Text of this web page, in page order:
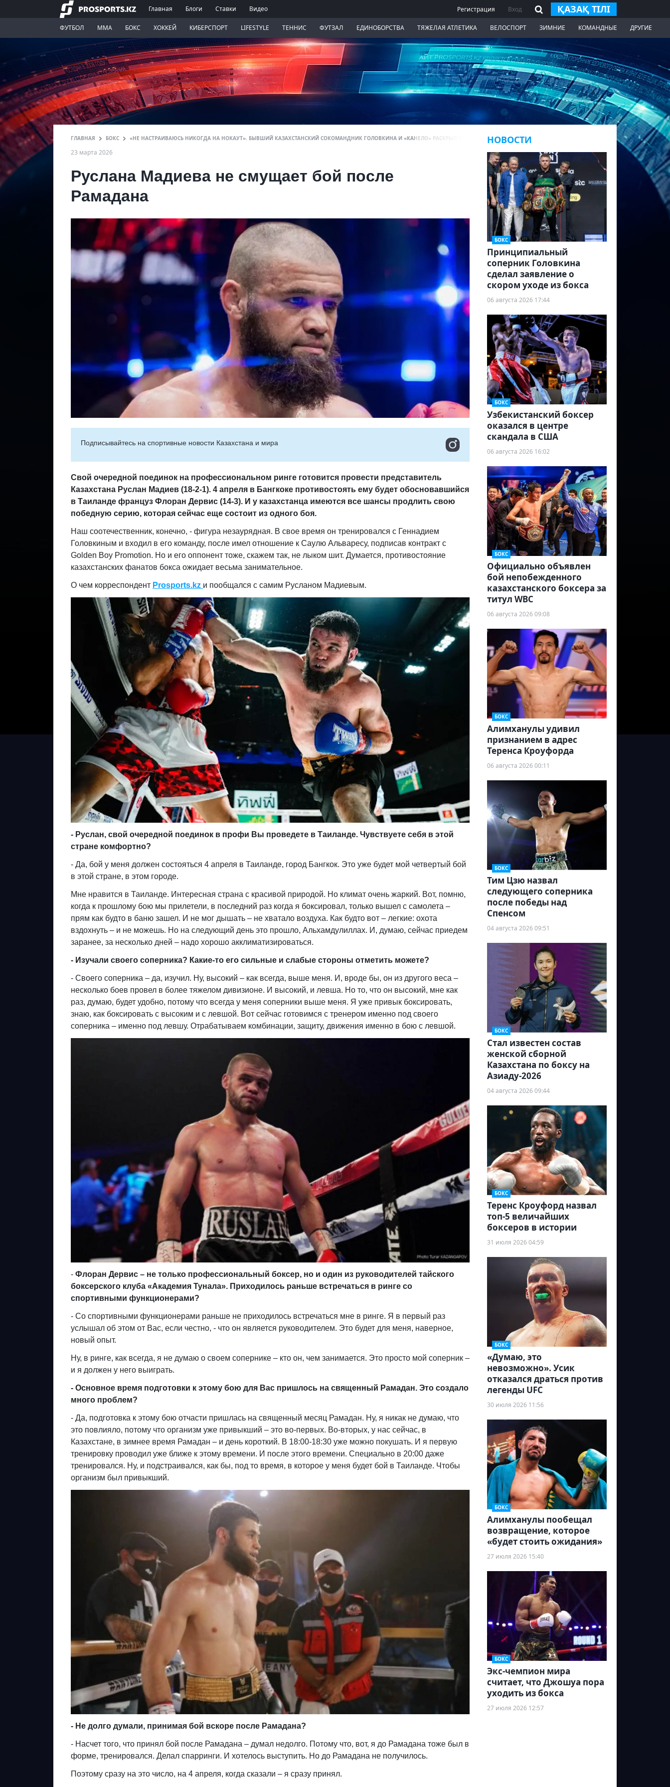
Главная Блоги Ставки Видео Регистрация Вход ҚАЗАҚ ТІЛІ
ФУТБОЛ ММА БОКС ХОККЕЙ КИБЕРСПОРТ LIFESTYLE ТЕННИС ФУТЗАЛ ЕДИНОБОРСТВА ТЯЖЕЛАЯ АТЛЕТИКА ВЕЛОСПОРТ ЗИМНИЕ КОМАНДНЫЕ ДРУГИЕ
ГЛАВНАЯ БОКС «НЕ НАСТРАИВАЮСЬ НИКОГДА НА НОКАУТ». БЫВШИЙ КАЗАХСТАНСКИЙ СОКОМАНДНИК ГОЛОВКИНА И «КАНЕЛО» РАСКРЫЛ ТАЙНУ
23 марта 2026
Руслана Мадиева не смущает бой после
Рамадана
Подписывайтесь на cпортивные новости Казахстана и мира
Свой очередной поединок на профессиональном ринге готовится провести представитель
Казахстана Руслан Мадиев (18-2-1). 4 апреля в Бангкоке противостоять ему будет обосновавшийся
в Таиланде француз Флоран Дервис (14-3). И у казахстанца имеются все шансы продлить свою
победную серию, которая сейчас еще состоит из одного боя.
Наш соотечественник, конечно, - фигура незаурядная. В свое время он тренировался с Геннадием
Головкиным и входил в его команду, после имел отношение к Саулю Альваресу, подписав контракт с
Golden Boy Promotion. Но и его оппонент тоже, скажем так, не лыком шит. Думается, противостояние
казахстанских фанатов бокса ожидает весьма занимательное.
О чем корреспондент Prosports.kz и пообщался с самим Русланом Мадиевым.
- Руслан, свой очередной поединок в профи Вы проведете в Таиланде. Чувствуете себя в этой
стране комфортно?
- Да, бой у меня должен состояться 4 апреля в Таиланде, город Бангкок. Это уже будет мой четвертый бой
в этой стране, в этом городе.
Мне нравится в Таиланде. Интересная страна с красивой природой. Но климат очень жаркий. Вот, помню,
когда к прошлому бою мы прилетели, в последний раз когда я боксировал, только вышел с самолета –
прям как будто в баню зашел. И не мог дышать – не хватало воздуха. Как будто вот – легкие: охота
вздохнуть – и не можешь. Но на следующий день это прошло, Альхамдулиллах. И, думаю, сейчас приедем
заранее, за несколько дней – надо хорошо акклиматизироваться.
- Изучали своего соперника? Какие-то его сильные и слабые стороны отметить можете?
- Своего соперника – да, изучил. Ну, высокий – как всегда, выше меня. И, вроде бы, он из другого веса –
несколько боев провел в более тяжелом дивизионе. И высокий, и левша. Но то, что он высокий, мне как
раз, думаю, будет удобно, потому что всегда у меня соперники выше меня. Я уже привык боксировать,
знаю, как боксировать с высоким и с левшой. Вот сейчас готовимся с тренером именно под своего
соперника – именно под левшу. Отрабатываем комбинации, защиту, движения именно в бою с левшой.
- Флоран Дервис – не только профессиональный боксер, но и один из руководителей тайского
боксерского клуба «Академия Тунала». Приходилось раньше встречаться в ринге со
спортивными функционерами?
- Со спортивными функционерами раньше не приходилось встречаться мне в ринге. Я в первый раз
услышал об этом от Вас, если честно, - что он является руководителем. Это будет для меня, наверное,
новый опыт.
Ну, в ринге, как всегда, я не думаю о своем сопернике – кто он, чем занимается. Это просто мой соперник –
и я должен у него выиграть.
- Основное время подготовки к этому бою для Вас пришлось на священный Рамадан. Это создало
много проблем?
- Да, подготовка к этому бою отчасти пришлась на священный месяц Рамадан. Ну, я никак не думаю, что
это повлияло, потому что организм уже привыкший – это во-первых. Во-вторых, у нас сейчас, в
Казахстане, в зимнее время Рамадан – и день короткий. В 18:00-18:30 уже можно покушать. И я первую
тренировку проводил уже ближе к этому времени. И после этого времени. Специально в 20:00 даже
тренировался. Ну, и подстраивался, как бы, под то время, в которое у меня будет бой в Таиланде. Чтобы
организм был привыкший.
- Не долго думали, принимая бой вскоре после Рамадана?
- Насчет того, что принял бой после Рамадана – думал недолго. Потому что, вот, я до Рамадана тоже был в
форме, тренировался. Делал спарринги. И хотелось выступить. Но до Рамадана не получилось.
Поэтому сразу на это число, на 4 апреля, когда сказали – я сразу принял.
НОВОСТИ
БОКС
Принципиальный
соперник Головкина
сделал заявление о
скором уходе из бокса
06 августа 2026 17:44
БОКС
Узбекистанский боксер
оказался в центре
скандала в США
06 августа 2026 16:02
БОКС
Официально объявлен
бой непобежденного
казахстанского боксера за
титул WBC
06 августа 2026 09:08
БОКС
Алимханулы удивил
признанием в адрес
Теренса Кроуфорда
06 августа 2026 00:11
БОКС
Тим Цзю назвал
следующего соперника
после победы над
Спенсом
04 августа 2026 09:51
БОКС
Стал известен состав
женской сборной
Казахстана по боксу на
Азиаду-2026
04 августа 2026 09:44
БОКС
Теренс Кроуфорд назвал
топ-5 величайших
боксеров в истории
31 июля 2026 04:59
БОКС
«Думаю, это
невозможно». Усик
отказался драться против
легенды UFC
30 июля 2026 11:56
БОКС
Алимханулы пообещал
возвращение, которое
«будет стоить ожидания»
27 июля 2026 15:40
БОКС
Экс-чемпион мира
считает, что Джошуа пора
уходить из бокса
27 июля 2026 12:57